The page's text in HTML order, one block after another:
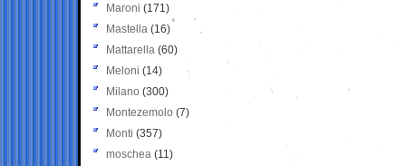
Maroni (171)
Mastella (16)
Mattarella (60)
Meloni (14)
Milano (300)
Montezemolo (7)
Monti (357)
moschea (11)